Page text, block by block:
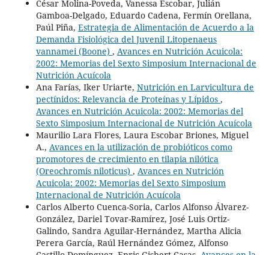
César Molina-Poveda, Vanessa Escobar, Julián
Gamboa-Delgado, Eduardo Cadena, Fermín Orellana,
Paúl Piña, Estrategia de Alimentación de Acuerdo a la
Demanda Fisiológica del Juvenil Litopenaeus
vannamei (Boone) , Avances en Nutrición Acuicola:
2002: Memorias del Sexto Simposium Internacional de
Nutrición Acuícola
Ana Farías, Iker Uriarte, Nutrición en Larvicultura de
pectínidos: Relevancia de Proteínas y Lípidos ,
Avances en Nutrición Acuicola: 2002: Memorias del
Sexto Simposium Internacional de Nutrición Acuícola
Maurilio Lara Flores, Laura Escobar Briones, Miguel
A., Avances en la utilización de probióticos como
promotores de crecimiento en tilapia nilótica
(Oreochromis niloticus) , Avances en Nutrición
Acuicola: 2002: Memorias del Sexto Simposium
Internacional de Nutrición Acuícola
Carlos Alberto Cuenca-Soria, Carlos Alfonso Álvarez-
González, Dariel Tovar-Ramírez, José Luis Ortiz-
Galindo, Sandra Aguilar-Hernández, Martha Alicia
Perera García, Raúl Hernández Gómez, Alfonso